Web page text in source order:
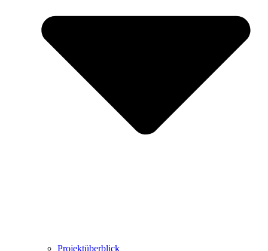
Projektüberblick